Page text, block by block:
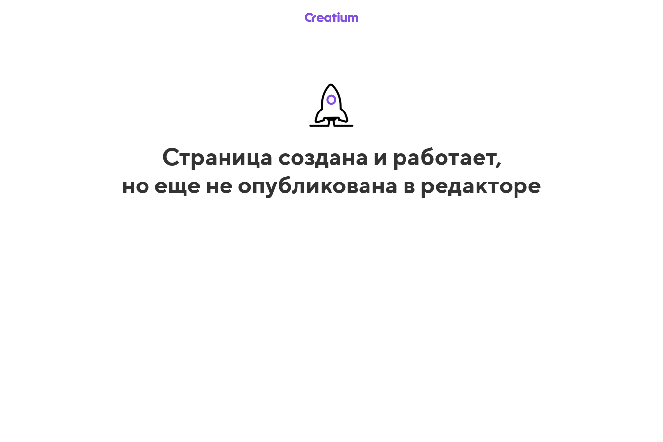
Страница создана и работает,
но еще не опубликована в редакторе